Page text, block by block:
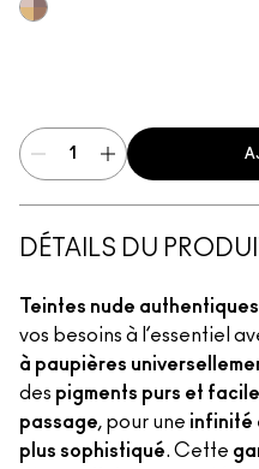
DÉTAILS DU PRODUIT
Teintes nude
vos besoins à l’essentiel
à paupières
des pigments purs et
passage, pour une infinité
plus sophistiqué. Cette